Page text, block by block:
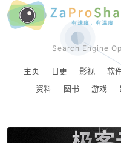
Search Engine
主页 日更 影视 软
资料
图书 游戏